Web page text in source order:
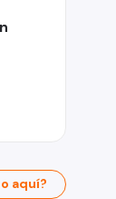
aquí?